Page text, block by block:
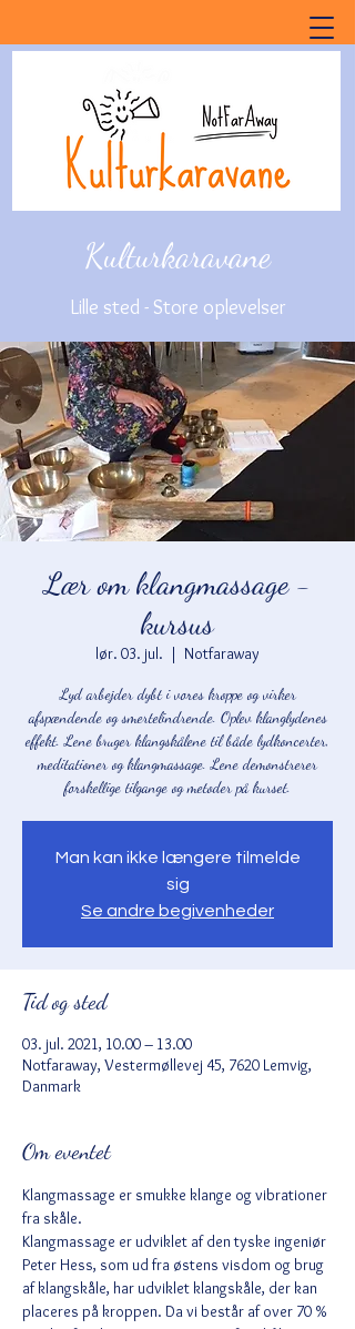
Kulturkaravane
Lille sted - Store oplevelser
Lær om klangmassage -
kursus
lør. 03. jul.
  |
Notfaraway
Lyd arbejder dybt i vores kroppe og virker
afspændende og smertelindrende. Oplev klanglydenes
effekt. Lene bruger klangskålene til både lydkoncerter,
meditationer og klangmassage. Lene demonstrerer
forskellige tilgange og metoder på kurset.
Man kan ikke længere tilmelde
sig
Se andre begivenheder
Tid og sted
03. jul. 2021, 10.00 – 13.00
Notfaraway, Vestermøllevej 45, 7620 Lemvig,
Danmark
Om eventet
Klangmassage er smukke klange og vibrationer
fra skåle.
Klangmassage er udviklet af den tyske ingeniør
Peter Hess, som ud fra østens visdom og brug
af klangskåle, har udviklet klangskåle, der kan
placeres på kroppen. Da vi består af over 70 %